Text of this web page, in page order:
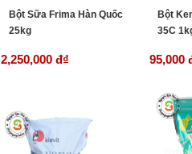
Bột Sữa Frima Hàn Quốc
25kg
2,250,000 đ₫
Bột
35C
95,000